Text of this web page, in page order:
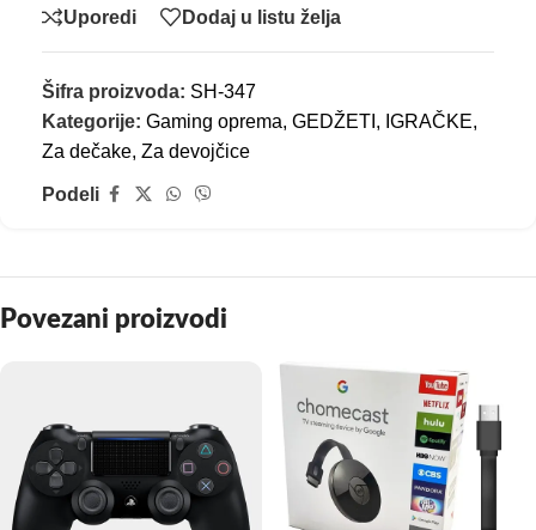
Uporedi Dodaj u listu želja
Šifra proizvoda: SH-347
Kategorije: Gaming oprema, GEDŽETI , IGRAČKE,
Za dečake, Za devojčice
Podeli
Povezani proizvodi